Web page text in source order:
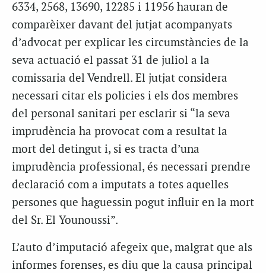
6334, 2568, 13690, 12285 i 11956 hauran de
comparèixer davant del jutjat acompanyats
d’advocat per explicar les circumstàncies de la
seva actuació el passat 31 de juliol a la
comissaria del Vendrell. El jutjat considera
necessari citar els policies i els dos membres
del personal sanitari per esclarir si “la seva
imprudència ha provocat com a resultat la
mort del detingut i, si es tracta d’una
imprudència professional, és necessari prendre
declaració com a imputats a totes aquelles
persones que haguessin pogut influir en la mort
del Sr. El Younoussi”.
L’auto d’imputació afegeix que, malgrat que als
informes forenses, es diu que la causa principal